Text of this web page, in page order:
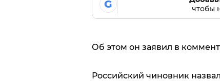
G
чтобы
Об этом он заявил в
Российский чиновник